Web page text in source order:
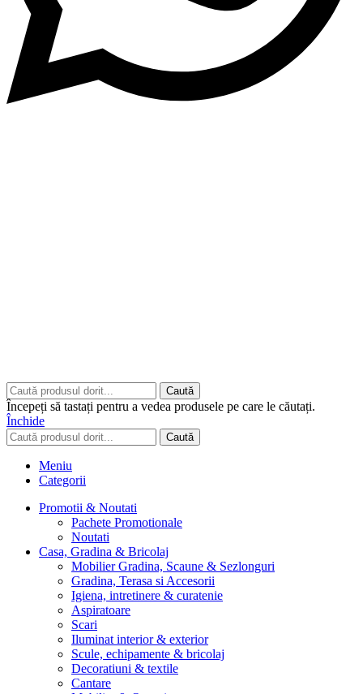
Caută
Începeți să tastați pentru a vedea produsele pe care le căutați.
Închide
Caută
Meniu
Categorii
Promotii & Noutati
Pachete Promotionale
Noutati
Casa, Gradina & Bricolaj
Mobilier Gradina, Scaune & Sezlonguri
Gradina, Terasa si Accesorii
Igiena, intretinere & curatenie
Aspiratoare
Scari
Iluminat interior & exterior
Scule, echipamente & bricolaj
Decoratiuni & textile
Cantare